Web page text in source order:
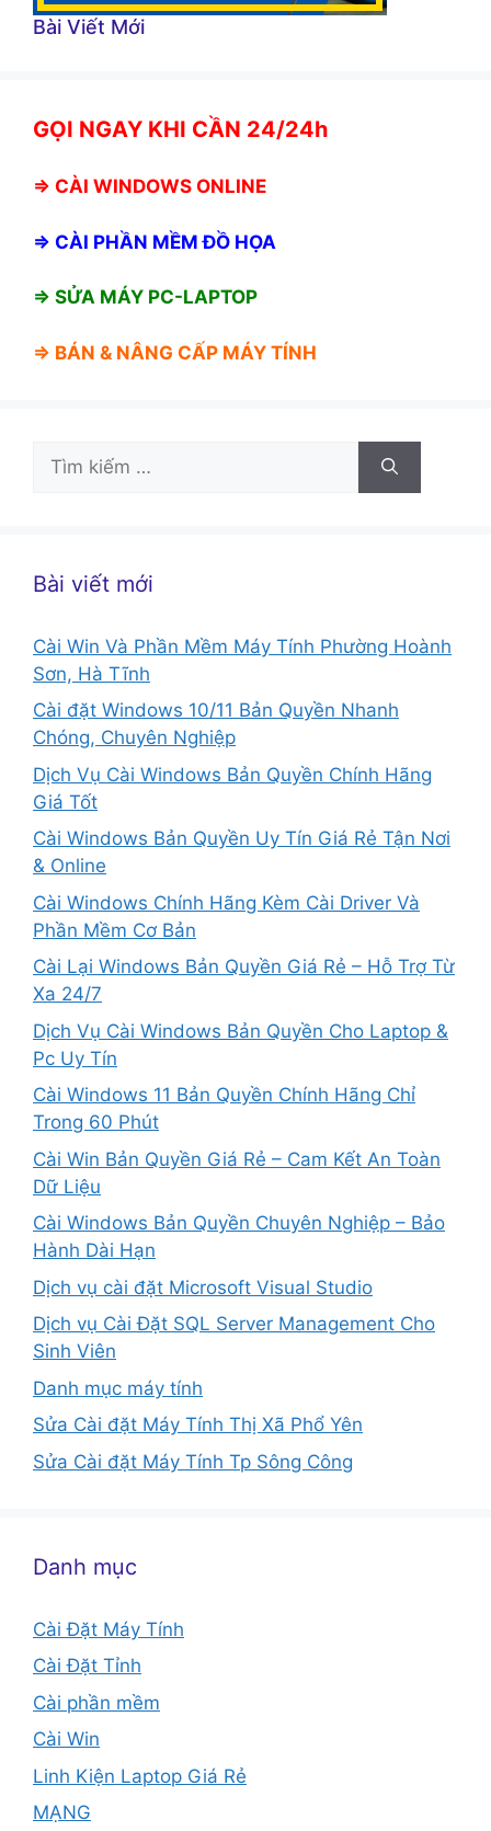
Bài Viết Mới
GỌI NGAY KHI CẦN 24/24h
⇒ CÀI WINDOWS ONLINE
⇒ CÀI PHẦN MỀM ĐỒ HỌA
⇒ SỬA MÁY PC-LAPTOP
⇒ BÁN & NÂNG CẤP MÁY TÍNH
Tìm
kiếm
Bài viết mới
Cài Win Và Phần Mềm Máy Tính Phường Hoành
Sơn, Hà Tĩnh
Cài đặt Windows 10/11 Bản Quyền Nhanh
Chóng, Chuyên Nghiệp
Dịch Vụ Cài Windows Bản Quyền Chính Hãng
Giá Tốt
Cài Windows Bản Quyền Uy Tín Giá Rẻ Tận Nơi
& Online
Cài Windows Chính Hãng Kèm Cài Driver Và
Phần Mềm Cơ Bản
Cài Lại Windows Bản Quyền Giá Rẻ – Hỗ Trợ Từ
Xa 24/7
Dịch Vụ Cài Windows Bản Quyền Cho Laptop &
Pc Uy Tín
Cài Windows 11 Bản Quyền Chính Hãng Chỉ
Trong 60 Phút
Cài Win Bản Quyền Giá Rẻ – Cam Kết An Toàn
Dữ Liệu
Cài Windows Bản Quyền Chuyên Nghiệp – Bảo
Hành Dài Hạn
Dịch vụ cài đặt Microsoft Visual Studio
Dịch vụ Cài Đặt SQL Server Management Cho
Sinh Viên
Danh mục máy tính
Sửa Cài đặt Máy Tính Thị Xã Phổ Yên
Sửa Cài đặt Máy Tính Tp Sông Công
Danh mục
Cài Đặt Máy Tính
Cài Đặt Tỉnh
Cài phần mềm
Cài Win
Linh Kiện Laptop Giá Rẻ
MẠNG